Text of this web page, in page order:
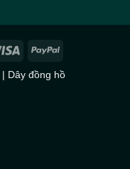
| Dây đồng hồ